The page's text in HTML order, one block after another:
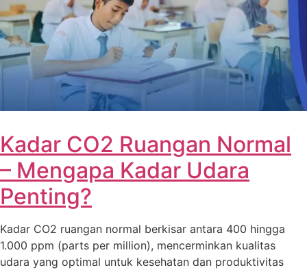
Kadar CO2 Ruangan Normal
– Mengapa Kadar Udara
Penting?
Kadar CO2 ruangan normal berkisar antara 400 hingga
1.000 ppm (parts per million), mencerminkan kualitas
udara yang optimal untuk kesehatan dan produktivitas